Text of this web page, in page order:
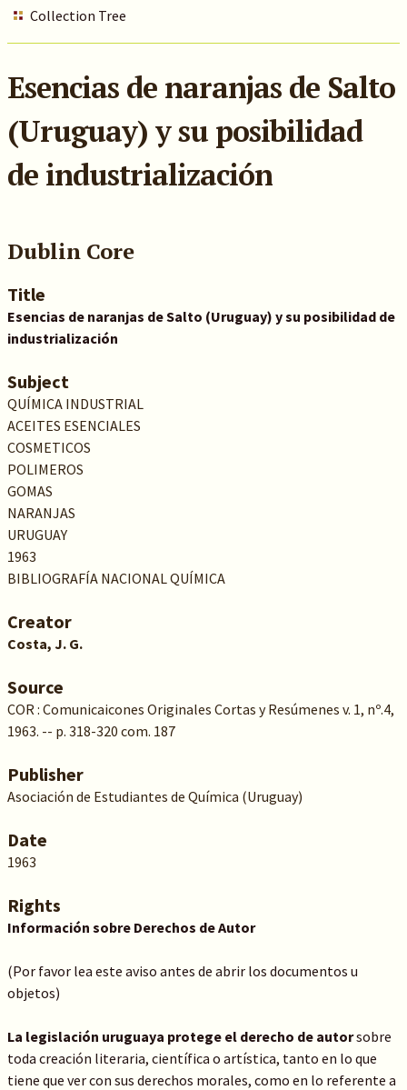
Collection Tree
Esencias de naranjas de Salto
(Uruguay) y su posibilidad
de industrialización
Dublin Core
Title
Esencias de naranjas de Salto (Uruguay) y su posibilidad de
industrialización
Subject
QUÍMICA INDUSTRIAL
ACEITES ESENCIALES
COSMETICOS
POLIMEROS
GOMAS
NARANJAS
URUGUAY
1963
BIBLIOGRAFÍA NACIONAL QUÍMICA
Creator
Costa, J. G.
Source
COR : Comunicaicones Originales Cortas y Resúmenes v. 1, nº.4,
1963. -- p. 318-320 com. 187
Publisher
Asociación de Estudiantes de Química (Uruguay)
Date
1963
Rights
Información sobre Derechos de Autor
(Por favor lea este aviso antes de abrir los documentos u
objetos)
La legislación uruguaya protege el derecho de autorsobre
toda creación literaria, científica o artística, tanto en lo que
tiene que ver con sus derechos morales, como en lo referente a